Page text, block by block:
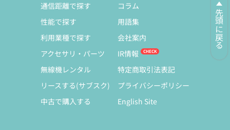
先頭に戻る
通信距離で探す
性能で探す
利用業種で探す
アクセサリ・パーツ
無線機レンタル
リースする(サブスク)
中古で購入する
コラム
用語集
会社案内
IR情報
特定商取引法表記
プライバシーポリシー
English Site